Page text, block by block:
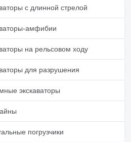
с длинной стрелой
амфибии
на рельсовом ходу
для разрушения
экскаваторы
погрузчики